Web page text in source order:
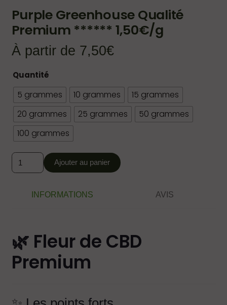
Purple Greenhouse Qualité
Premium ****** 1,50€/g
À partir de 7,50€
Quantité
5 grammes 10 grammes
15 grammes
20 grammes
25 grammes
50 grammes
100 grammes
quantité
de
Greenhouse
1,50€/g
Ajouter au panier
INFORMATIONS AVIS
🌿 Fleur de CBD
Premium